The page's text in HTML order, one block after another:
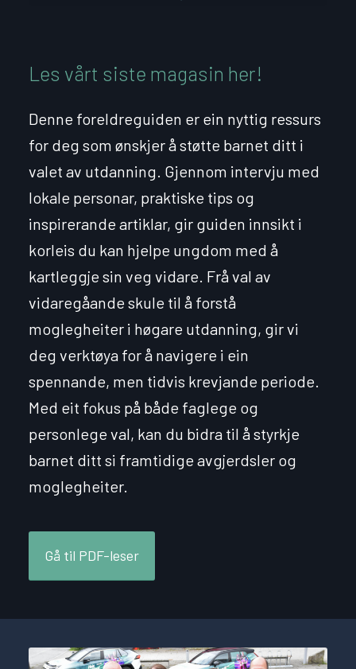
Les vårt siste magasin her!
Denne foreldreguiden er ein nyttig ressurs
for deg som ønskjer å støtte barnet ditt i
valet av utdanning. Gjennom intervju med
lokale personar, praktiske tips og
inspirerande artiklar, gir guiden innsikt i
korleis du kan hjelpe ungdom med å
kartleggje sin veg vidare. Frå val av
vidaregåande skule til å forstå
moglegheiter i høgare utdanning, gir vi
deg verktøya for å navigere i ein
spennande, men tidvis krevjande periode.
Med eit fokus på både faglege og
personlege val, kan du bidra til å styrkje
barnet ditt si framtidige avgjerdsler og
moglegheiter.
Gå til PDF-leser